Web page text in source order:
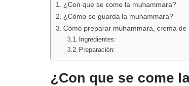
¿Con que se come la muhammara?
¿Cómo se guarda la muhammara?
Cómo preparar muhammara, crema de
Ingredientes:
Preparación:
¿Con que se come